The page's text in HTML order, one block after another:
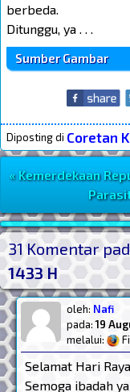
berbeda.
Ditunggu, ya . . .
Sumber Gambar
Diposting di Coretan
Navigasi
« Kemerdekaan
Post
31 Komentar
1433 H
oleh: Nafi
pada:19
melalui:
Selamat Hari
Semoga ibadah